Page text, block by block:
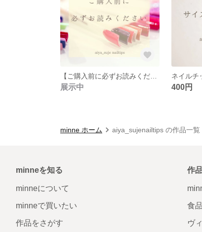
展示中
ネイルチ
400円
minne ホーム aiya_sujenailtips の作品一覧
minneを知る
minneについて
minneで買いたい
作品をさがす
作
食
ヴ